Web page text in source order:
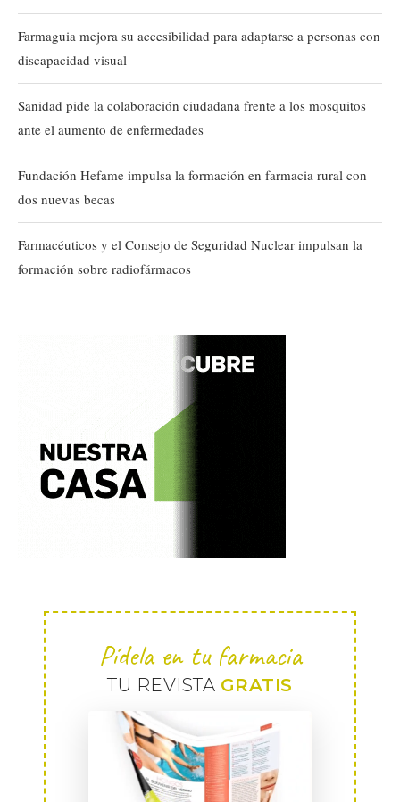
Farmaguia mejora su accesibilidad para adaptarse a personas con
discapacidad visual
Sanidad pide la colaboración ciudadana frente a los mosquitos
ante el aumento de enfermedades
Fundación Hefame impulsa la formación en farmacia rural con
dos nuevas becas
Farmacéuticos y el Consejo de Seguridad Nuclear impulsan la
formación sobre radiofármacos
Pídela en tu farmacia
TU REVISTA GRATIS